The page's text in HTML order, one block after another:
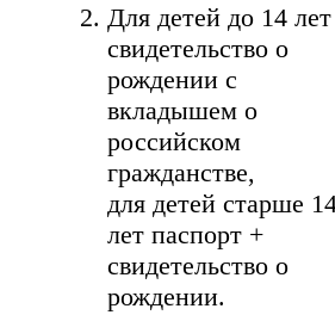
Для детей до 14 лет
свидетельство о
рождении с
вкладышем о
российском
гражданстве,
для детей старше
лет паспорт +
свидетельство о
рождении.